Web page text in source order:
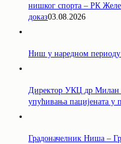
нишког спорта – РК
доказ03.08.2026
Ниш у наредном периоду
Директор УКЦ др Милан
упућивања пацијената у
Градоначелник Ниша –